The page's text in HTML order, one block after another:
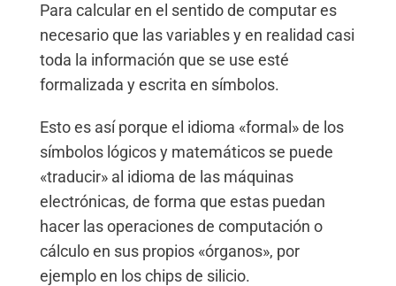
Para calcular en el sentido de computar es
necesario que las variables y en realidad casi
toda la información que se use esté
formalizada y escrita en símbolos.
Esto es así porque el idioma «formal» de los
símbolos lógicos y matemáticos se puede
«traducir» al idioma de las máquinas
electrónicas, de forma que estas puedan
hacer las operaciones de computación o
cálculo en sus propios «órganos», por
ejemplo en los chips de silicio.